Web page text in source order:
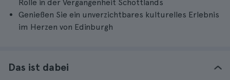
Rolle in der Vergangenheit Schottlands
Genießen Sie ein unverzichtbares kulturelles Erlebnis
im Herzen von Edinburgh
Das ist dabei